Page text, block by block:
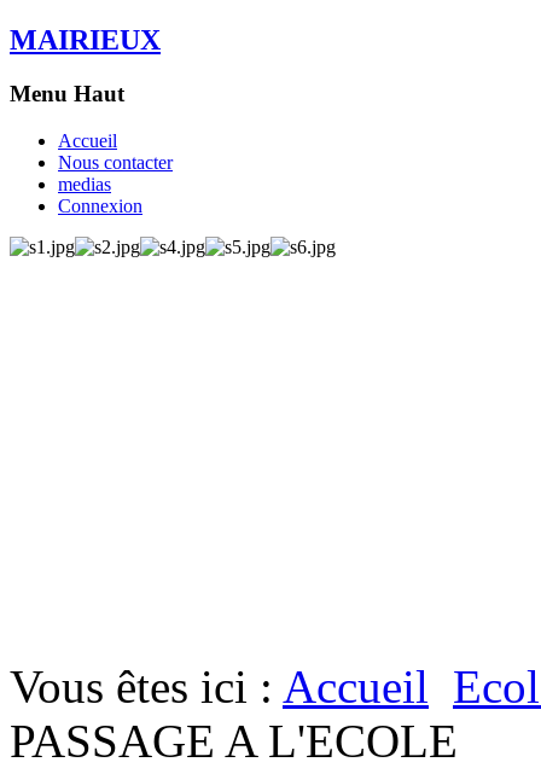
MAIRIEUX
Menu Haut
Accueil
Nous contacter
medias
Connexion
Vous êtes ici : Accueil
PASSAGE A L'ECOLE